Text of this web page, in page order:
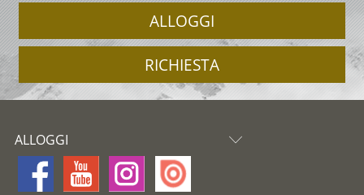
ALLOGGI
RICHIESTA
ALLOGGI